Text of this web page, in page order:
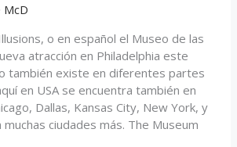
McD
o en español el Museo de las
atracción en Philadelphia este
también existe en diferentes partes
en USA se encuentra también en
Dallas, Kansas City, New York, y
ciudades más. The Museum